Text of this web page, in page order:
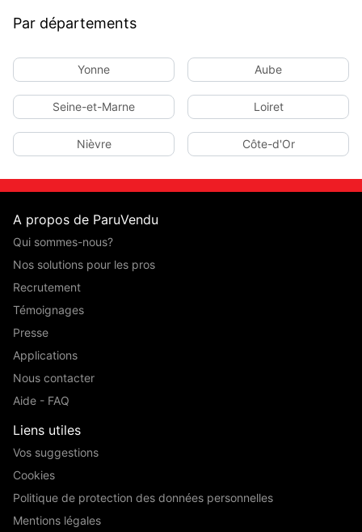
Par départements
Yonne Aube
Seine-et-Marne Loiret
Nièvre Côte-d'Or
A propos de ParuVendu
Qui sommes-nous?
Nos solutions pour les pros
Recrutement
Témoignages
Presse
Applications
Nous contacter
Aide - FAQ
Liens utiles
Vos suggestions
Cookies
Politique de protection des données personnelles
Mentions légales